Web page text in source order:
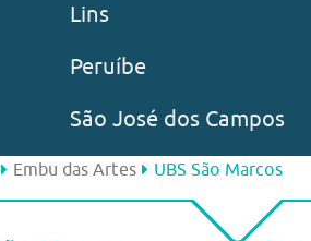
Lins
Peruíbe
São José dos Campos
Embu das Artes UBS São Marcos